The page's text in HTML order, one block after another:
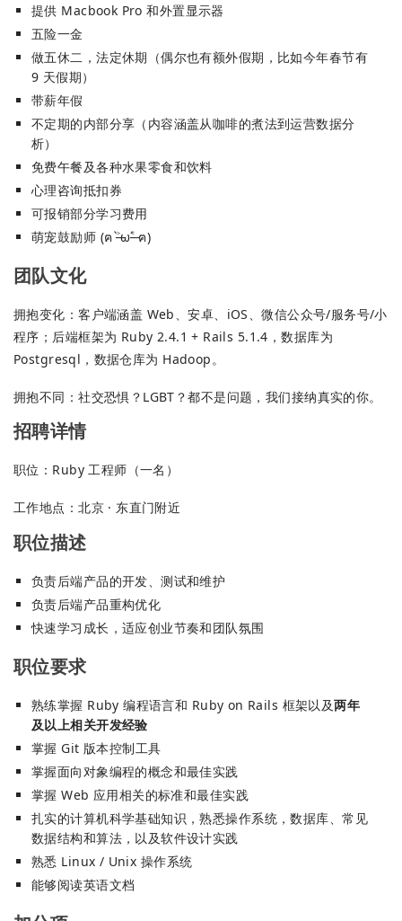
提供 Macbook Pro 和外置显示器
五险一金
做五休二，法定休期（偶尔也有额外假期，比如今年春节有
9 天假期）
带薪年假
不定期的内部分享（内容涵盖从咖啡的煮法到运营数据分
析）
免费午餐及各种水果零食和饮料
心理咨询抵扣券
可报销部分学习费用
萌宠鼓励师 (ฅ ˃̶̀ω˂̶́ ฅ)
团队文化
拥抱变化：客户端涵盖 Web、安卓、iOS、微信公众号/服务号/小
程序；后端框架为 Ruby 2.4.1 + Rails 5.1.4，数据库为
Postgresql，数据仓库为 Hadoop。
拥抱不同：社交恐惧？LGBT？都不是问题，我们接纳真实的你。
招聘详情
职位：Ruby 工程师（一名）
工作地点：北京 · 东直门附近
职位描述
负责后端产品的开发、测试和维护
负责后端产品重构优化
快速学习成长，适应创业节奏和团队氛围
职位要求
熟练掌握 Ruby 编程语言和 Ruby on Rails 框架以及两年
及以上相关开发经验
掌握 Git 版本控制工具
掌握面向对象编程的概念和最佳实践
掌握 Web 应用相关的标准和最佳实践
扎实的计算机科学基础知识，熟悉操作系统，数据库、常见
数据结构和算法，以及软件设计实践
熟悉 Linux / Unix 操作系统
能够阅读英语文档